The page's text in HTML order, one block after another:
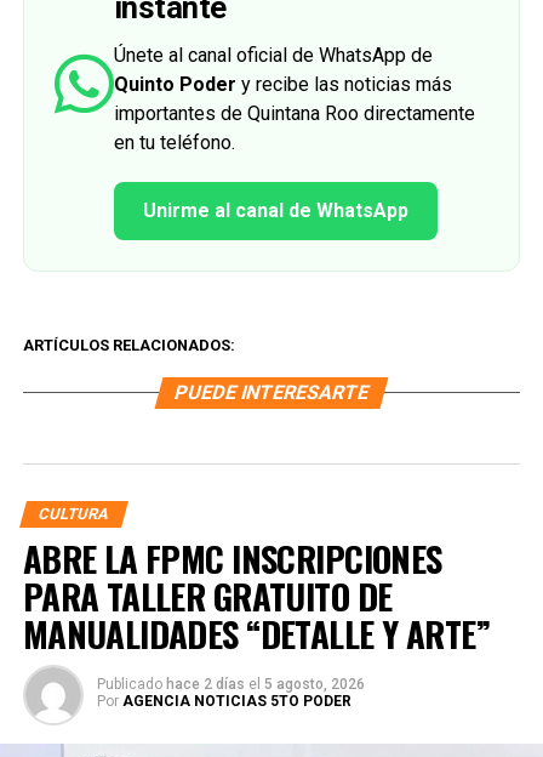
Únete al canal oficial de WhatsApp de
Quinto Poder y recibe las noticias más
importantes de Quintana Roo directamente
en tu teléfono.
Unirme al canal de WhatsApp
ARTÍCULOS RELACIONADOS:
PUEDE INTERESARTE
CULTURA
ABRE LA FPMC INSCRIPCIONES
PARA TALLER GRATUITO DE
MANUALIDADES “DETALLE Y ARTE”
Publicado hace 2 días el 5 agosto, 2026
Por AGENCIA NOTICIAS 5TO PODER